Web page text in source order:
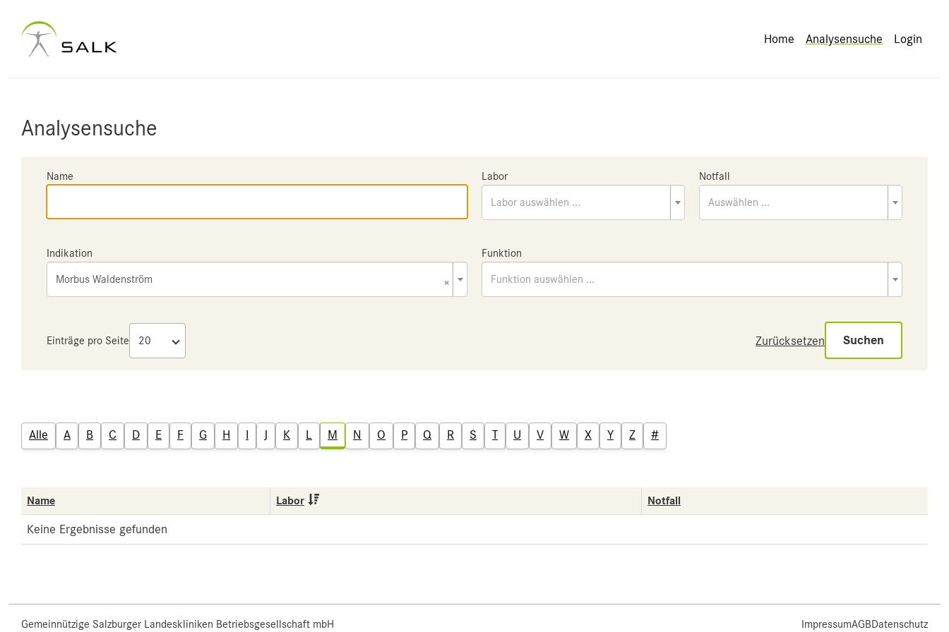
Home Analysensuche Login
Analysensuche
Name Labor
Labor auswählen ...
Notfall
Auswählen ...
Indikation
×
Morbus Waldenström
Funktion
Funktion auswählen ...
Einträge pro Seite Zurücksetzen Suchen
Alle A B C D E F G H I J K L M N O P Q R S T U V W X Y Z #
Name Labor Notfall
Keine Ergebnisse gefunden
Gemeinnützige Salzburger Landeskliniken Betriebsgesellschaft mbH ImpressumAGBDatenschutz